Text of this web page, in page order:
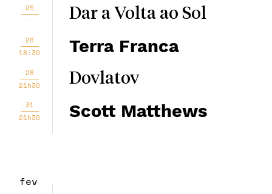
25
-
Dar a Volta ao Sol
28
18:30
Terra Franca
28
21h30
Dovlatov
31
21h30
Scott Matthews
fev